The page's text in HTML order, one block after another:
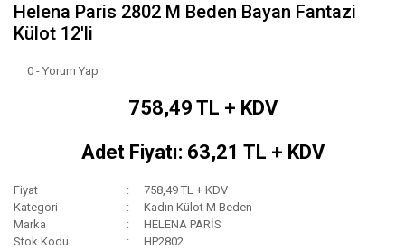
Helena Paris 2802 M Beden Bayan Fantazi
Külot 12'li
0 - Yorum Yap
758,49 TL + KDV
Adet Fiyatı: 63,21 TL + KDV
Fiyat
758,49 TL + KDV
Kategori
Kadın Külot M Beden
Marka
HELENA PARİS
Stok Kodu
HP2802